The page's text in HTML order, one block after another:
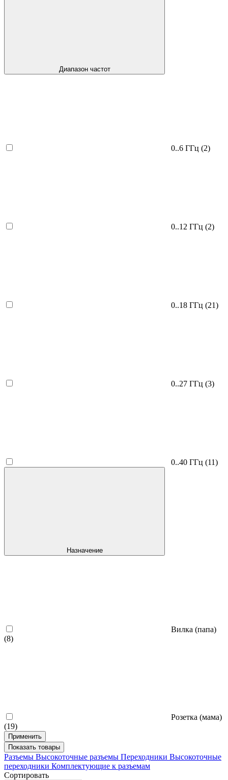
Диапазон частот
0..6 ГГц (2)
0..12 ГГц (2)
0..18 ГГц (21)
0..27 ГГц (3)
0..40 ГГц (11)
Назначение
Вилка (папа)
(8)
Розетка (мама)
(19)
Применить
Показать товары
Разъемы Высокоточные разъемы Переходники Высокоточные
переходники Комплектующие к разъемам
Сортировать